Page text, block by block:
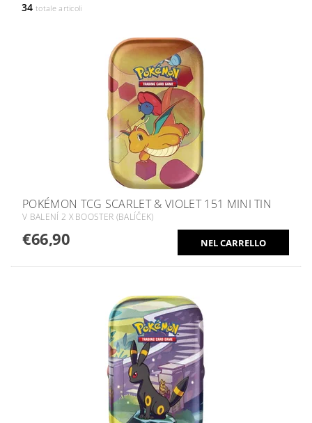
34 totale articoli
POKÉMON TCG SCARLET & VIOLET 151 MINI TIN
V BALENÍ 2 X BOOSTER (BALÍČEK)
€66,90